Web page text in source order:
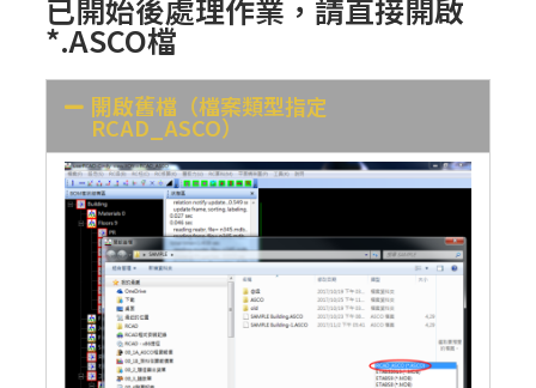
已開始後處理作業，請直接開啟
*.ASCO檔
開啟舊檔（檔案類型指定
RCAD_ASCO）